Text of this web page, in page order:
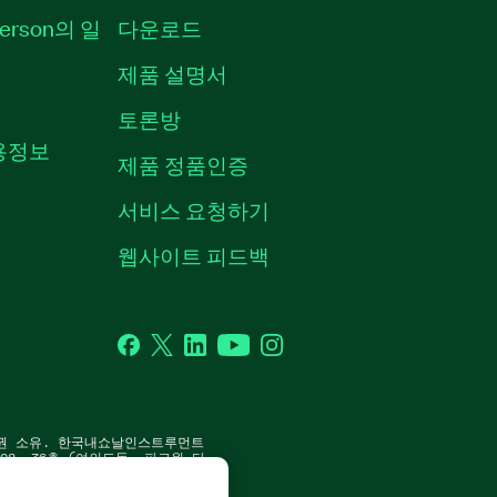
의 일
보
다운로드
제품 설명서
토론방
제품 정품인증
서비스 요청하기
웹사이트 피드백
Facebook
TwitterLinkedInYouTubeInstagram
소유. 한국내쇼날인스트루먼트
36층 (여의도동, 파크원 타